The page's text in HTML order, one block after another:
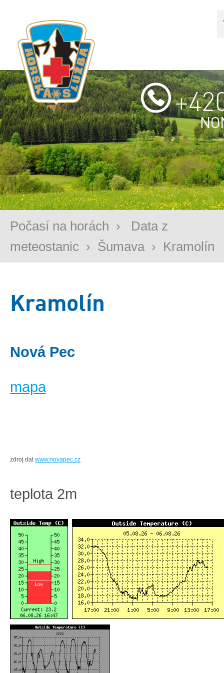
Počasí na horách ›
Data z
meteostanic › Šumava› Kramolín
Kramolín
Nová Pec
mapa
zdroj datwww.novapec.cz
teplota 2m